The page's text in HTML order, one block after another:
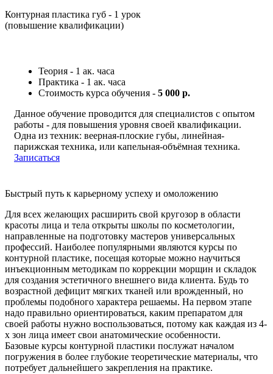
Контурная пластика губ - 1 урок
(повышение квалификации)
Теория - 1 ак. часа
Практика - 1 ак. часа
Стоимость курса обучения - 5 000 р.
Данное обучение проводится для специалистов с опытом
работы - для повышения уровня своей квалификации.
Одна из техник: веерная-плоские губы, линейная-
парижская техника, или капельная-объёмная техника.
Записаться
Быстрый путь к карьерному успеху и омоложению
Для всех желающих расширить свой кругозор в области
красоты лица и тела открыты школы по косметологии,
направленные на подготовку мастеров универсальных
профессий. Наиболее популярными являются курсы по
контурной пластике, посещая которые можно научиться
инъекционным методикам по коррекции морщин и складок
для создания эстетичного внешнего вида клиента. Будь то
возрастной дефицит мягких тканей или врожденный, но
проблемы подобного характера решаемы. На первом этапе
надо правильно ориентироваться, каким препаратом для
своей работы нужно воспользоваться, потому как каждая из 4-
х зон лица имеет свои анатомические особенности.
Базовые курсы контурной пластики послужат началом
погружения в более глубокие теоретические материалы, что
потребует дальнейшего закрепления на практике.